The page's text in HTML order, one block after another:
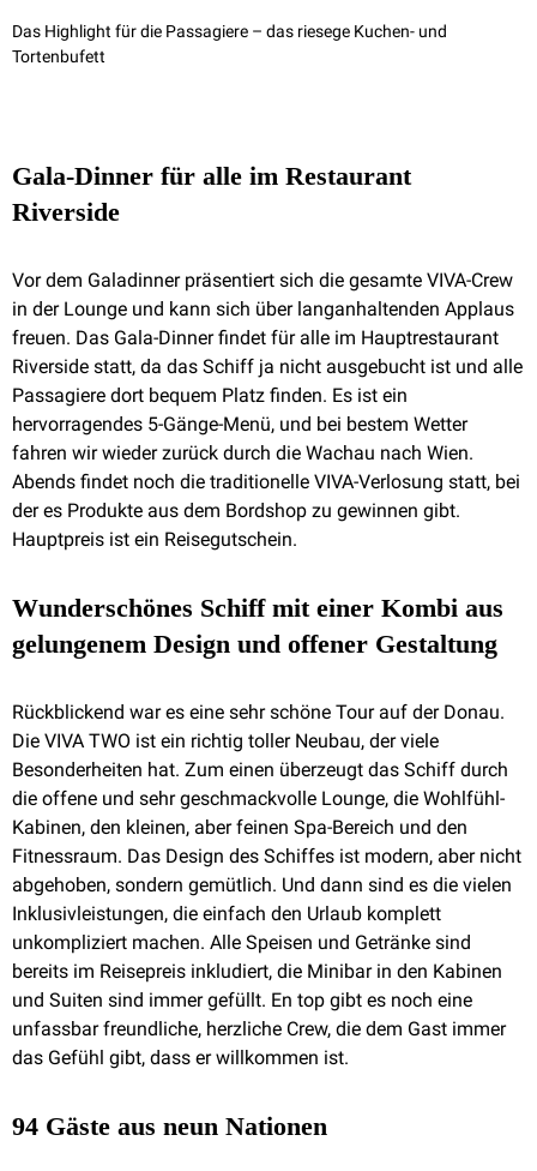
Das Highlight für die Passagiere – das riesege Kuchen- und
Tortenbufett
Gala-Dinner für alle im Restaurant
Riverside
Vor dem Galadinner präsentiert sich die gesamte VIVA-Crew
in der Lounge und kann sich über langanhaltenden Applaus
freuen. Das Gala-Dinner findet für alle im Hauptrestaurant
Riverside statt, da das Schiff ja nicht ausgebucht ist und alle
Passagiere dort bequem Platz finden. Es ist ein
hervorragendes 5-Gänge-Menü, und bei bestem Wetter
fahren wir wieder zurück durch die Wachau nach Wien.
Abends findet noch die traditionelle VIVA-Verlosung statt, bei
der es Produkte aus dem Bordshop zu gewinnen gibt.
Hauptpreis ist ein Reisegutschein.
Wunderschönes Schiff mit einer Kombi aus
gelungenem Design und offener Gestaltung
Rückblickend war es eine sehr schöne Tour auf der Donau.
Die VIVA TWO ist ein richtig toller Neubau, der viele
Besonderheiten hat. Zum einen überzeugt das Schiff durch
die offene und sehr geschmackvolle Lounge, die Wohlfühl-
Kabinen, den kleinen, aber feinen Spa-Bereich und den
Fitnessraum. Das Design des Schiffes ist modern, aber nicht
abgehoben, sondern gemütlich. Und dann sind es die vielen
Inklusivleistungen, die einfach den Urlaub komplett
unkompliziert machen. Alle Speisen und Getränke sind
bereits im Reisepreis inkludiert, die Minibar in den Kabinen
und Suiten sind immer gefüllt. En top gibt es noch eine
unfassbar freundliche, herzliche Crew, die dem Gast immer
das Gefühl gibt, dass er willkommen ist.
94 Gäste aus neun Nationen